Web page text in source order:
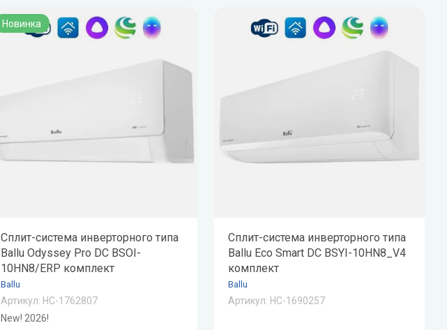
Новинка
Сплит-система инверторного типа
Ballu Odyssey Pro DC BSOI-
10HN8/ERP комплект
Ballu
Артикул: НС-1762807
New! 2026!
Сплит-система инверторного типа
Ballu Eco Smart DC BSYI-10HN8_V4
комплект
Ballu
Артикул: НС-1690257